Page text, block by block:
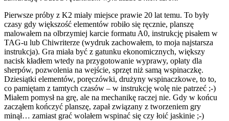
Pierwsze próby z K2 miały miejsce prawie 20 lat temu. To były
czasy gdy większość elementów robiło się ręcznie, planszę
malowałem na olbrzymiej karcie formatu A0, instrukcję pisałem w
TAG-u lub Chiwriterze (wydruk zachowałem, to moja najstarsza
instrukcja). Gra miała być z gatunku ekonomicznych, większy
nacisk kładłem wtedy na przygotowanie wyprawy, opłaty dla
sherpów, pozwolenia na wejście, sprzęt niż samą wspinaczkę.
Dziesiątki elementów, poręczówki, drużyny wspinaczkowe, to to,
co pamiętam z tamtych czasów – w instrukcję wolę nie patrzeć ;-)
Miałem pomysł na grę, ale na mechanikę raczej nie. Gdy w końcu
zacząłem kończyć planszę, zapał związany z tworzeniem gry
minął… zamiast grać wolałem wspinać się czy łoić jaskinie ;-)